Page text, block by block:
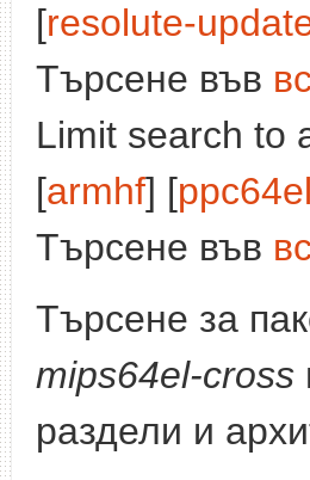
[resolute-
Търсене във
Limit search to
[armhf] [ppc64el
Търсене във
Търсене за
mips64el-cross
раздели и